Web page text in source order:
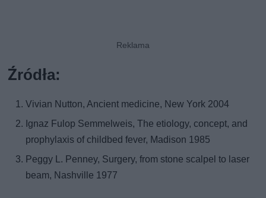
Źródła:
Vivian Nutton, Ancient medicine, New York 2004
Ignaz Fulop Semmelweis, The etiology, concept, and
prophylaxis of childbed fever, Madison 1985
Peggy L. Penney, Surgery, from stone scalpel to laser
beam, Nashville 1977